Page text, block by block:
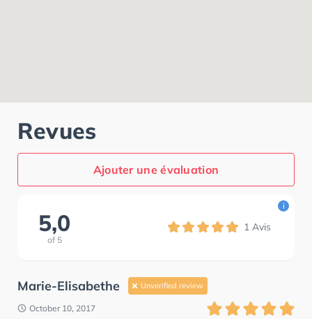
Revues
Ajouter une évaluation
5,0
of 5
1 Avis
i
Marie-Elisabethe Unverified review
October 10, 2017